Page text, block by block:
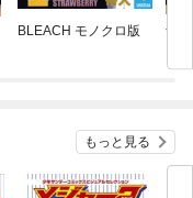
BLEACH モノクロ版 予
もっと見る